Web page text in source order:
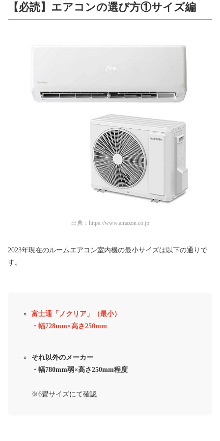
【必読】エアコンの選び方①サイズ編
出典： https://www.amazon.co.jp
2023年現在のルームエアコン室内機の最小サイズは以下の通りで
す。
富士通「ノクリア」（最小）
・幅728mm×高さ250mm
それ以外のメーカー
・幅780mm弱×高さ250mm程度
※6畳サイズにて確認